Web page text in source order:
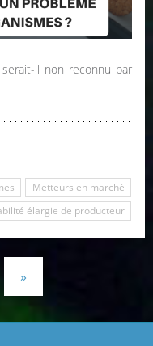
il non reconnu par
Metteurs en marché
élargie de producteur
»